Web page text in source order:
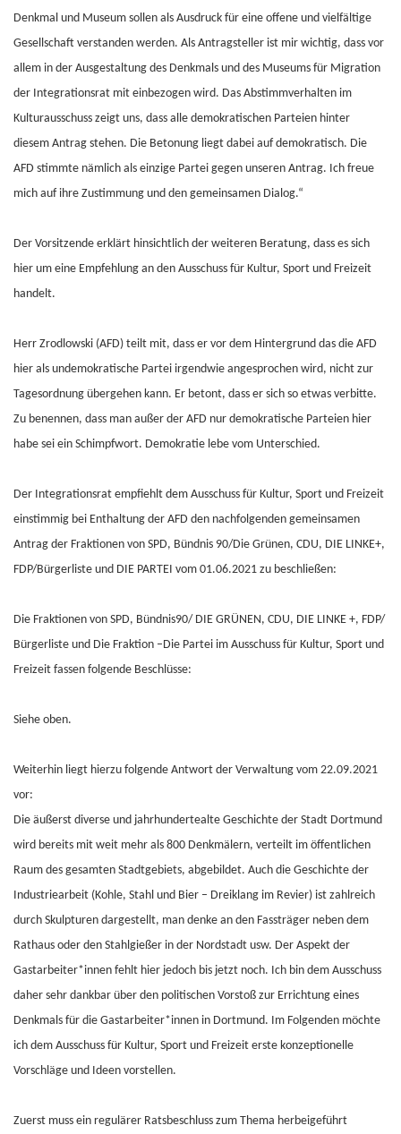
Denkmal und Museum sollen als Ausdruck für eine offene und vielfältige
Gesellschaft verstanden werden. Als Antragsteller ist mir wichtig, dass vor
allem in der Ausgestaltung des Denkmals und des Museums für Migration
der Integrationsrat mit einbezogen wird. Das Abstimmverhalten im
Kulturausschuss zeigt uns, dass alle demokratischen Parteien hinter
diesem Antrag stehen. Die Betonung liegt dabei auf demokratisch. Die
AFD stimmte nämlich als einzige Partei gegen unseren Antrag. Ich freue
mich auf ihre Zustimmung und den gemeinsamen Dialog.“
Der Vorsitzende erklärt hinsichtlich der weiteren Beratung, dass es sich
hier um eine Empfehlung an den Ausschuss für Kultur, Sport und Freizeit
handelt.
Herr Zrodlowski (AFD) teilt mit, dass er vor dem Hintergrund das die AFD
hier als undemokratische Partei irgendwie angesprochen wird, nicht zur
Tagesordnung übergehen kann. Er betont, dass er sich so etwas verbitte.
Zu benennen, dass man außer der AFD nur demokratische Parteien hier
habe sei ein Schimpfwort. Demokratie lebe vom Unterschied.
Der Integrationsrat empfiehlt dem Ausschuss für Kultur, Sport und Freizeit
einstimmig bei Enthaltung der AFD den nachfolgenden gemeinsamen
Antrag der Fraktionen von SPD, Bündnis 90/Die Grünen, CDU, DIE LINKE+,
FDP/Bürgerliste und DIE PARTEI vom 01.06.2021 zu beschließen:
Die Fraktionen von SPD, Bündnis90/ DIE GRÜNEN, CDU, DIE LINKE +, FDP/
Bürgerliste und Die Fraktion –Die Partei im Ausschuss für Kultur, Sport und
Freizeit fassen folgende Beschlüsse:
Siehe oben.
Weiterhin liegt hierzu folgende Antwort der Verwaltung vom 22.09.2021
vor:
Die äußerst diverse und jahrhundertealte Geschichte der Stadt Dortmund
wird bereits mit weit mehr als 800 Denkmälern, verteilt im öffentlichen
Raum des gesamten Stadtgebiets, abgebildet. Auch die Geschichte der
Industriearbeit (Kohle, Stahl und Bier – Dreiklang im Revier) ist zahlreich
durch Skulpturen dargestellt, man denke an den Fassträger neben dem
Rathaus oder den Stahlgießer in der Nordstadt usw. Der Aspekt der
Gastarbeiter*innen fehlt hier jedoch bis jetzt noch. Ich bin dem Ausschuss
daher sehr dankbar über den politischen Vorstoß zur Errichtung eines
Denkmals für die Gastarbeiter*innen in Dortmund. Im Folgenden möchte
ich dem Ausschuss für Kultur, Sport und Freizeit erste konzeptionelle
Vorschläge und Ideen vorstellen.
Zuerst muss ein regulärer Ratsbeschluss zum Thema herbeigeführt